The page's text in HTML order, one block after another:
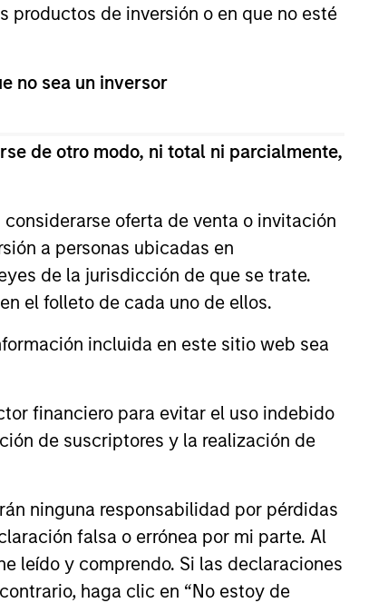
de inversión o en que no esté
no sea un inversor
de otro modo, ni total ni parcialmente,
oferta de venta o invitación
a personas ubicadas en
de la jurisdicción de que se trate.
el folleto de cada uno de ellos.
incluida en este sitio web sea
financiero para evitar el uso indebido
de suscriptores y la realización de
ninguna responsabilidad por pérdidas
falsa o errónea por mi parte. Al
leído y comprendo. Si las declaraciones
haga clic en “No estoy de
Ver detalles del equipo
constraints. Focused
global thematics and
to deliver on financial
EMERGING WORLD